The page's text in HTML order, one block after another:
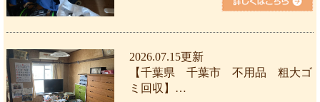
2026.07.15更新
【千葉県 千葉市 不用品 粗大ゴ
ミ回収】…